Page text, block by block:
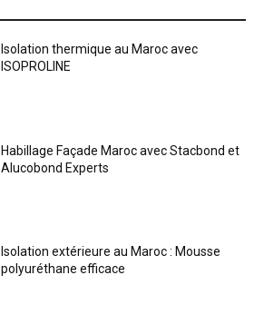
Isolation thermique au Maroc avec
ISOPROLINE
Habillage Façade Maroc avec Stacbond et
Alucobond Experts
Isolation extérieure au Maroc : Mousse
polyuréthane efficace